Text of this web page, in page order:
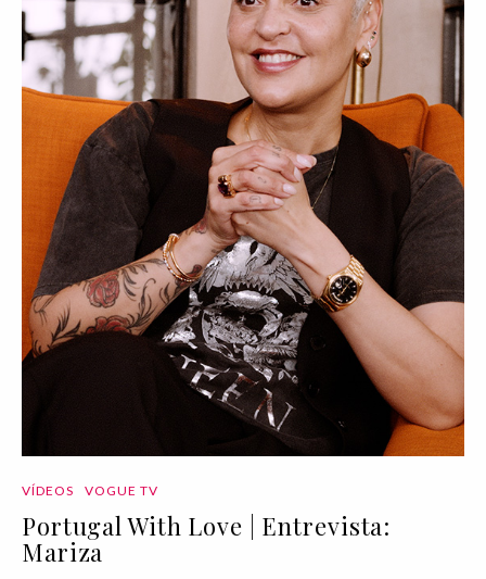
VÍDEOS VOGUE TV
Portugal With Love | Entrevista:
Mariza